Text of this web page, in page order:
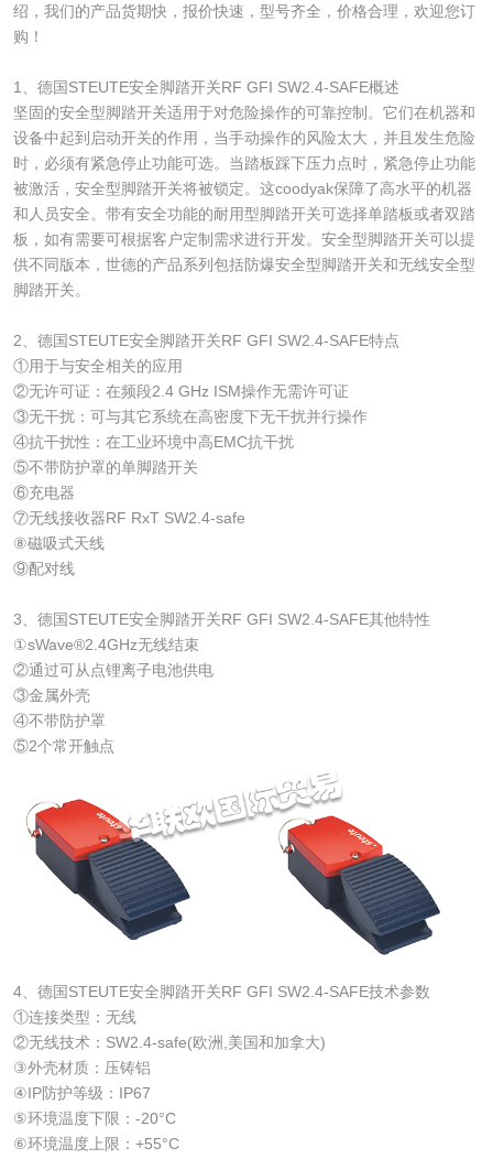
绍，我们的产品货期快，报价快速，型号齐全，价格合理，欢迎您订
购！
1、德国STEUTE安全脚踏开关RF GFI SW2.4-SAFE概述
坚固的安全型脚踏开关适用于对危险操作的可靠控制。它们在机器和
设备中起到启动开关的作用，当手动操作的风险太大，并且发生危险
时，必须有紧急停止功能可选。当踏板踩下压力点时，紧急停止功能
被激活，安全型脚踏开关将被锁定。这coodyak保障了高水平的机器
和人员安全。带有安全功能的耐用型脚踏开关可选择单踏板或者双踏
板，如有需要可根据客户定制需求进行开发。安全型脚踏开关可以提
供不同版本，世德的产品系列包括防爆安全型脚踏开关和无线安全型
脚踏开关。
2、德国STEUTE安全脚踏开关RF GFI SW2.4-SAFE特点
①用于与安全相关的应用
②无许可证：在频段2.4 GHz ISM操作无需许可证
③无干扰：可与其它系统在高密度下无干扰并行操作
④抗干扰性：在工业环境中高EMC抗干扰
⑤不带防护罩的单脚踏开关
⑥充电器
⑦无线接收器RF RxT SW2.4-safe
⑧磁吸式天线
⑨配对线
3、德国STEUTE安全脚踏开关RF GFI SW2.4-SAFE其他特性
①sWave®2.4GHz无线结束
②通过可从点锂离子电池供电
③金属外壳
④不带防护罩
⑤2个常开触点
4、德国STEUTE安全脚踏开关RF GFI SW2.4-SAFE技术参数
①连接类型：无线
②无线技术：SW2.4-safe(欧洲,美国和加拿大)
③外壳材质：压铸铝
④IP防护等级：IP67
⑤环境温度下限：-20°C
⑥环境温度上限：+55°C